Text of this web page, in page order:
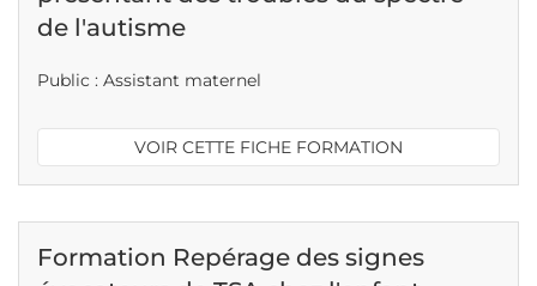
de l'autisme
Public : Assistant maternel
VOIR CETTE FICHE FORMATION
Formation Repérage des signes